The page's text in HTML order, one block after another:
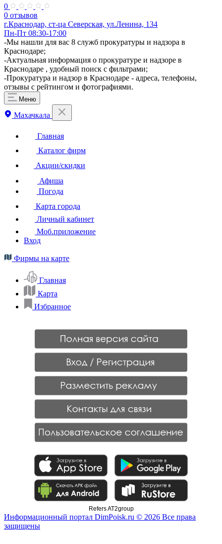
0
0 отзывов
г.Краснодар, ст-ца Северская, ул.Ленина, 134
Пн-Пт 08:30-17:00
​-Мы нашли для вас 8 служб прокуратуры и надзора в
Краснодаре;
-Актуальная информация о прокуратуре и надзоре в
Краснодаре , удобный поиск с фильтрами;
-Прокуратура и надзор в Краснодаре - адреса, телефоны,
отзывы с рейтингом и фотографиями.
Меню
Махачкала
Главная
Каталог фирм
Акции/скидки
Афиша
Погода
Карта города
Личный кабинет
Моб.приложение
Вход
Фирмы на карте
Главная
Карта
Избранное
Refers AT2group
Информационный портал DimPoisk.ru © 2026 Все права
защищены